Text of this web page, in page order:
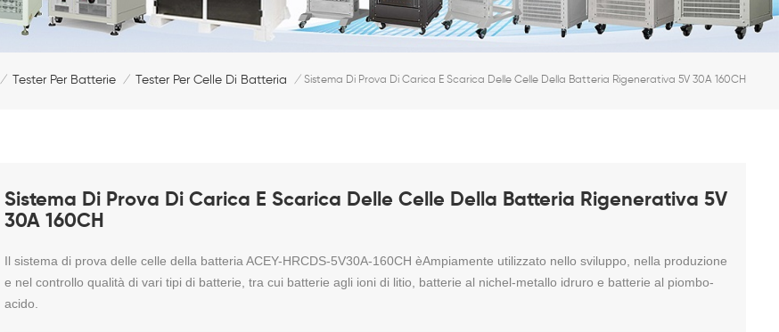
/ Tester Per Batterie / Tester Per Celle Di Batteria / Sistema Di Prova Di Carica E Scarica Delle Celle Della Batteria Rigenerativa 5V 30A 160CH
Sistema Di Prova Di Carica E Scarica Delle Celle Della Batteria Rigenerativa 5V
30A 160CH
Il sistema di prova delle celle della batteria ACEY-HRCDS-5V30A-160CH èAmpiamente utilizzato nello sviluppo, nella produzione
e nel controllo qualità di vari tipi di batterie, tra cui batterie agli ioni di litio, batterie al nichel-metallo idruro e batterie al piombo-
acido.